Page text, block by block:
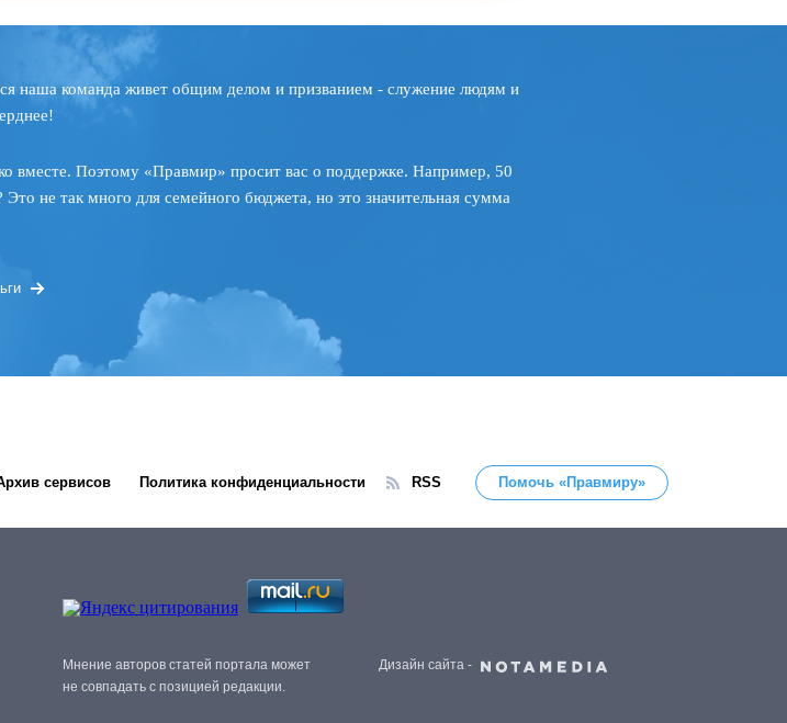
наша команда живет общим делом и призванием - служение людям и
вместе. Поэтому «Правмир» просит вас о поддержке. Например, 50
не так много для семейного бюджета, но это значительная сумма
сервисов Политика конфиденциальности RSS Помочь «Правмиру»
Мнение авторов статей портала может
не совпадать с позицией редакции.
Дизайн сайта -